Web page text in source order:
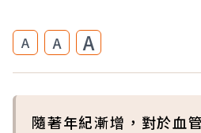
A A A
隨著年紀漸增，對於血